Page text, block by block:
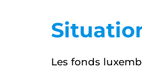
Les fonds